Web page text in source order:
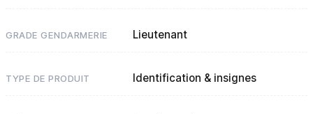
GRADE GENDARMERIE Lieutenant
TYPE DE PRODUIT Identification & insignes